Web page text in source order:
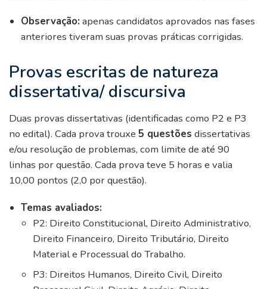
Observação: apenas candidatos aprovados nas fases
anteriores tiveram suas provas práticas corrigidas.
Provas escritas de natureza
dissertativa/ discursiva
Duas provas dissertativas (identificadas como P2 e P3
no edital). Cada prova trouxe 5 questões dissertativas
e/ou resolução de problemas, com limite de até 90
linhas por questão. Cada prova teve 5 horas e valia
10,00 pontos (2,0 por questão).
Temas avaliados:
P2: Direito Constitucional, Direito Administrativo,
Direito Financeiro, Direito Tributário, Direito
Material e Processual do Trabalho.
P3: Direitos Humanos, Direito Civil, Direito